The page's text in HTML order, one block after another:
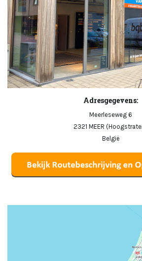
Adresgegevens:
Meerleseweg 6
2321 MEER
België